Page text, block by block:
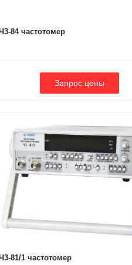
84 частотомер
81/1 частотомер